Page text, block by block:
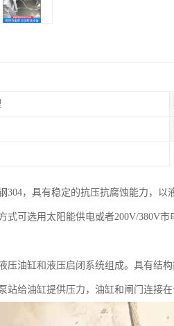
304，具有稳定的抗压抗腐蚀能力，
式可选用太阳能供电或者200V/380V市
压油缸和液压启闭系统组成。具有结
站给油缸提供压力，油缸和闸门连接在